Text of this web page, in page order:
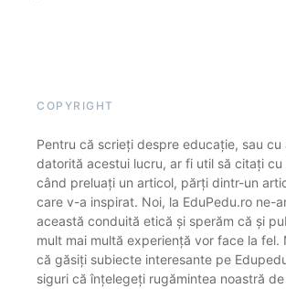
COPYRIGHT
Pentru că scrieți despre educație, sau cu
datorită acestui lucru, ar fi util să citați cu
când preluați un articol, părți dintr-un
care v-a inspirat. Noi, la EduPedu.ro ne-
această conduită etică și sperăm că și
mult mai multă experiență vor face la fel.
că găsiți subiecte interesante pe
siguri că înțelegeți rugămintea noastră